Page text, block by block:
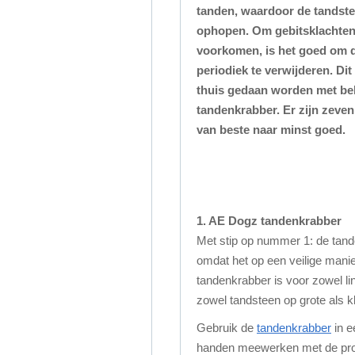
tanden, waardoor de
ophopen. Om
voorkomen, is het goed om
periodiek te verwijderen.
thuis gedaan worden met
tandenkrabber. Er zijn
van beste naar minst goed.
1. AE Dogz tandenkrabber
Met stip op nummer 1: de
omdat het op een veilige
tandenkrabber is voor zowel
zowel tandsteen op grote als
Gebruik de tandenkrabber in
handen meewerken met de